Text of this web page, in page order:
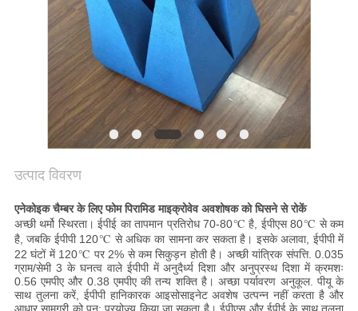
उत्पाद विवरण
एनेकोइक चैम्बर के लिए फोम पिरामिड माइक्रोवेव अवशोषक को घिसने से रोकें
अच्छी थर्मो स्थिरता। ईपीई का तापमान प्रतिरोध 70-80℃ है, ईपीएस 80℃ से कम
है, जबकि ईपीपी 120℃ से अधिक का सामना कर सकता है। इसके अलावा, ईपीपी में
22 घंटों में 120℃ पर 2% से कम सिकुड़न होती है। अच्छी यांत्रिक संपत्ति. 0.035
ग्राम/सेमी 3 के घनत्व वाले ईपीपी में अनुदैर्ध्य दिशा और अनुप्रस्थ दिशा में क्रमशः
0.56 एमपीए और 0.38 एमपीए की तन्य शक्ति है। अच्छा पर्यावरण अनुकूल. पीयू के
साथ तुलना करें, ईपीपी हानिकारक आइसोसाइनेट अवशेष उत्पन्न नहीं करता है और